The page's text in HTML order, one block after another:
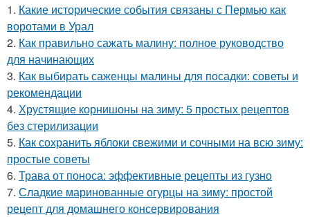
1. Какие исторические события связаны с Пермью как
воротами в Урал
2. Как правильно сажать малину: полное руководство
для начинающих
3. Как выбирать саженцы малины для посадки: советы и
рекомендации
4. Хрустящие корнишоны на зиму: 5 простых рецептов
без стерилизации
5. Как сохранить яблоки свежими и сочными на всю зиму:
простые советы
6. Трава от поноса: эффективные рецепты из гузно
7. Сладкие маринованные огурцы на зиму: простой
рецепт для домашнего консервирования